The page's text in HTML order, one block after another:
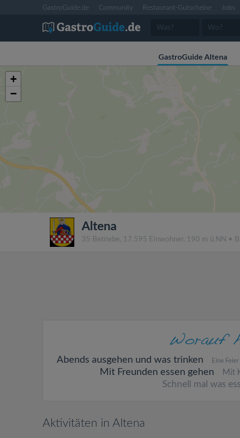
GastroGuide.de Community Restaurant-Gutscheine Jobs
GastroGuide Altena
+
−
Altena
35 Betriebe, 17.595 Einwohner, 190 m ü.NN •
Abends ausgehen und was trinken Eine
Mit Freunden essen gehen
Mit
Schnell mal was
Aktivitäten in Altena